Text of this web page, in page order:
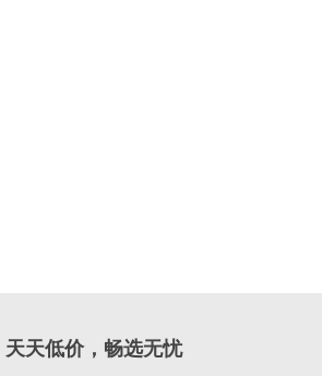
天天低价，畅选无忧